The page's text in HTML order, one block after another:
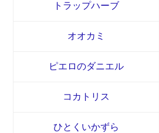
トラップハーブ
オオカミ
ピエロのダニエル
コカトリス
ひとくいかずら